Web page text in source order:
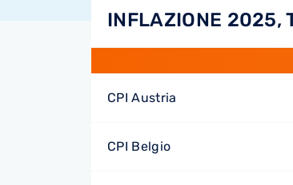
INFLAZIONE 2025,
CPI Austria
CPI Belgio